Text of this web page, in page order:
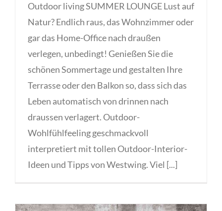
Outdoor living SUMMER LOUNGE Lust auf
Natur? Endlich raus, das Wohnzimmer oder
gar das Home-Office nach draußen
verlegen, unbedingt! Genießen Sie die
schönen Sommertage und gestalten Ihre
Terrasse oder den Balkon so, dass sich das
Leben automatisch von drinnen nach
draussen verlagert. Outdoor-
Wohlfühlfeeling geschmackvoll
interpretiert mit tollen Outdoor-Interior-
Ideen und Tipps von Westwing. Viel [...]